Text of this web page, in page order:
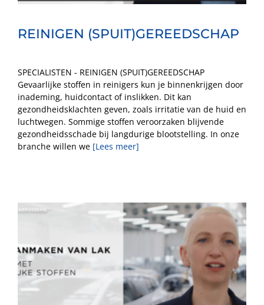
REINIGEN (SPUIT)GEREEDSCHAP
SPECIALISTEN - REINIGEN (SPUIT)GEREEDSCHAP
Gevaarlijke stoffen in reinigers kun je binnenkrijgen door
inademing, huidcontact of inslikken. Dit kan
gezondheidsklachten geven, zoals irritatie van de huid en
luchtwegen. Sommige stoffen veroorzaken blijvende
gezondheidsschade bij langdurige blootstelling. In onze
branche willen we [Lees meer]